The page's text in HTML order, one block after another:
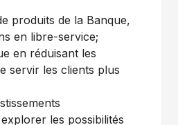
produits de la Banque,
en libre-service;
en réduisant les
servir les clients plus
les possibilités